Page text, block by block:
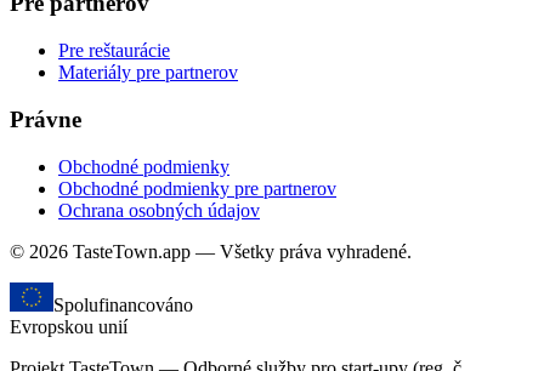
Pre reštaurácie
Materiály pre partnerov
Právne
Obchodné podmienky
Obchodné podmienky pre partnerov
Ochrana osobných údajov
© 2026 TasteTown.app — Všetky práva vyhradené.
Spolufinancováno
Evropskou unií